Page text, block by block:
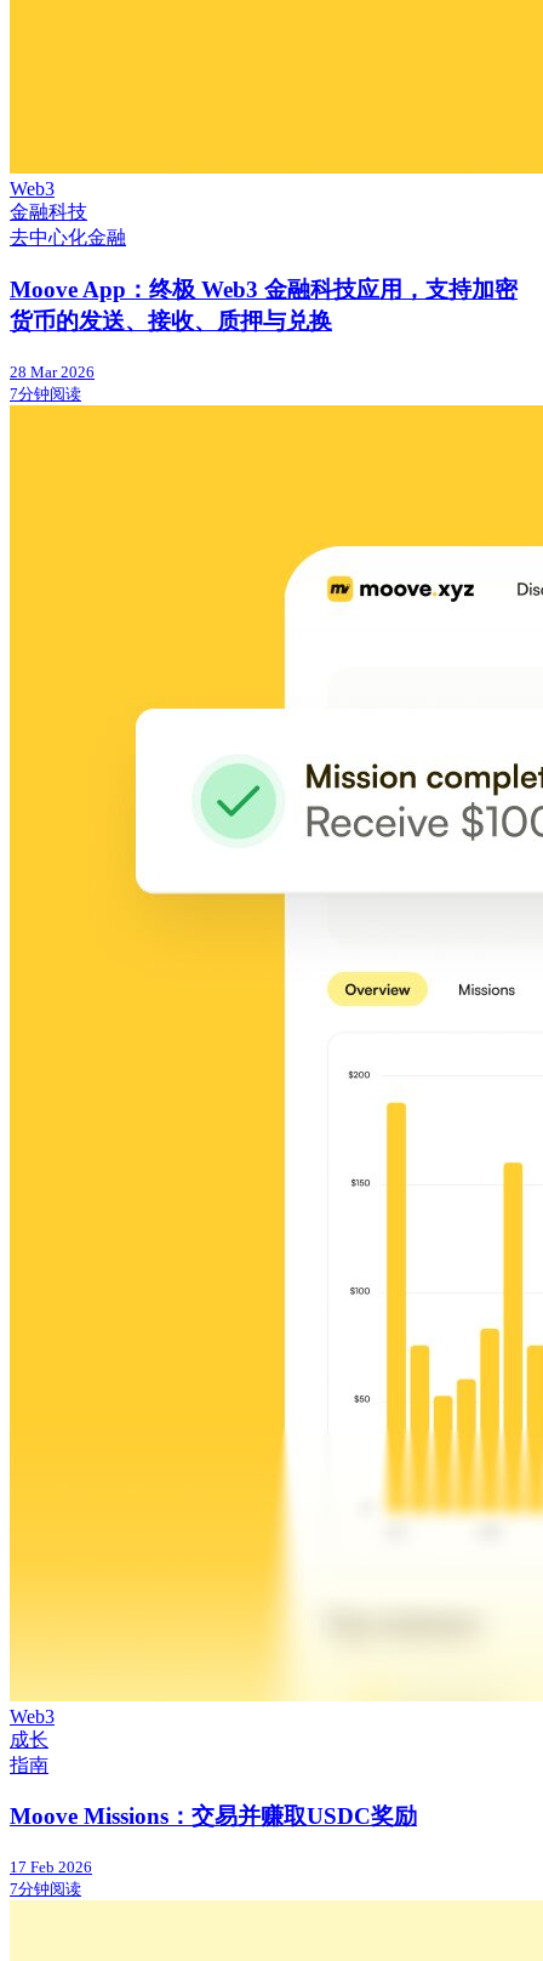
Web3
金融科技
去中心化金融
Moove App：终极 Web3 金融科技应用，支持加密
货币的发送、接收、质押与兑换
28 Mar 2026
7分钟阅读
Web3
成长
指南
Moove Missions：交易并赚取USDC奖励
17 Feb 2026
7分钟阅读